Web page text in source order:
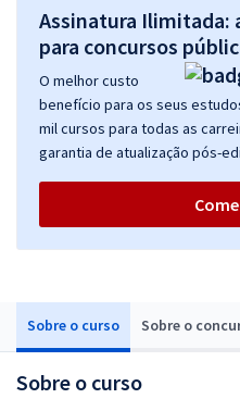
Sobre o curso Sobre o
Sobre o curso
Assinatura Ilimitada:
para concursos
O melhor custo
benefício para os seus
mil cursos para todas as
garantia de atualização pós-